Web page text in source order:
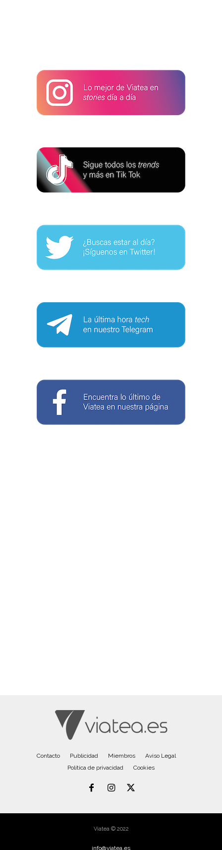
Contacto Publicidad Miembros
Aviso Legal
Política de privacidad
Cookies
Viatea © 2022
info@viatea.es